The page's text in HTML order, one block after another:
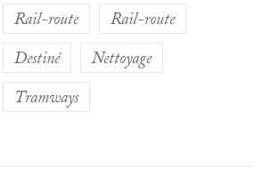
Rail-route
Rail-route
Destiné
Nettoyage
Tramways